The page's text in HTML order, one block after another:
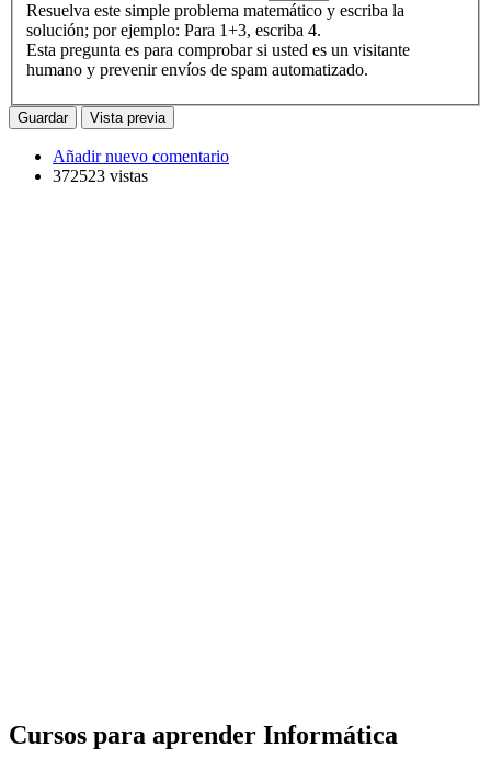
Resuelva este simple problema matemático y escriba la
solución; por ejemplo: Para 1+3, escriba 4.
Esta pregunta es para comprobar si usted es un visitante
humano y prevenir envíos de spam automatizado.
Añadir nuevo comentario
372523 vistas
Cursos para aprender Informática